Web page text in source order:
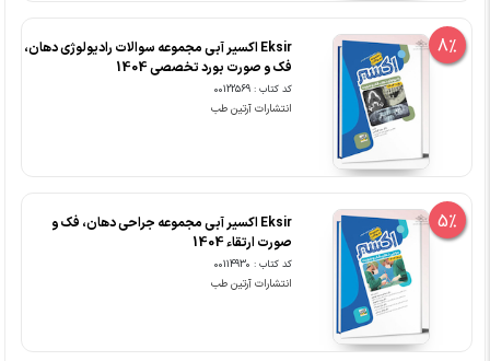
8%
Eksir اکسیر آبی مجموعه سوالات رادیولوژی دهان،
فک و صورت بورد تخصصی 1404
کد کتاب : 00122569
انتشارات آرتین طب
5%
Eksir اکسیر آبی مجموعه جراحی دهان، فک و
صورت ارتقاء 1404
کد کتاب : 00114930
انتشارات آرتین طب